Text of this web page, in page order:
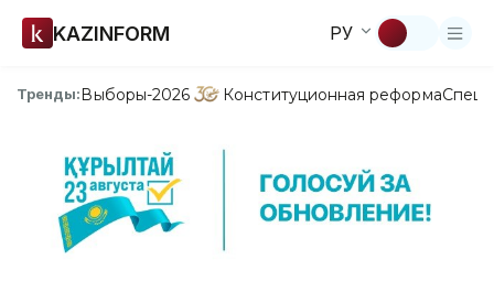
KAZINFORM РУ
Тренды:Выборы-2026 Конституционная реформа